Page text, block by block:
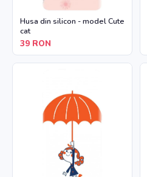
Husa din silicon - model Cute
cat
39 RON